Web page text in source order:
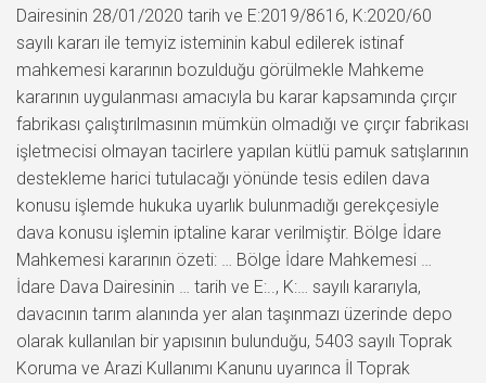
Dairesinin 28/01/2020 tarih ve E:2019/8616, K:2020/60
sayılı kararı ile temyiz isteminin kabul edilerek istinaf
mahkemesi kararının bozulduğu görülmekle Mahkeme
kararının uygulanması amacıyla bu karar kapsamında çırçır
fabrikası çalıştırılmasının mümkün olmadığı ve çırçır fabrikası
işletmecisi olmayan tacirlere yapılan kütlü pamuk satışlarının
destekleme harici tutulacağı yönünde tesis edilen dava
konusu işlemde hukuka uyarlık bulunmadığı gerekçesiyle
dava konusu işlemin iptaline karar verilmiştir. Bölge İdare
Mahkemesi kararının özeti: … Bölge İdare Mahkemesi …
İdare Dava Dairesinin … tarih ve E:.., K:… sayılı kararıyla,
davacının tarım alanında yer alan taşınmazı üzerinde depo
olarak kullanılan bir yapısının bulunduğu, 5403 sayılı Toprak
Koruma ve Arazi Kullanımı Kanunu uyarınca İl Toprak